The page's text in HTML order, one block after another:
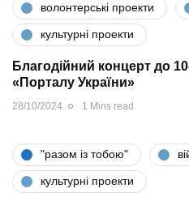
волонтерські проекти
культурні проекти
Благодійний концерт до
«Порталу України»
28/10/2024 1 Mins read
"разом iз тобою"
культурні проекти